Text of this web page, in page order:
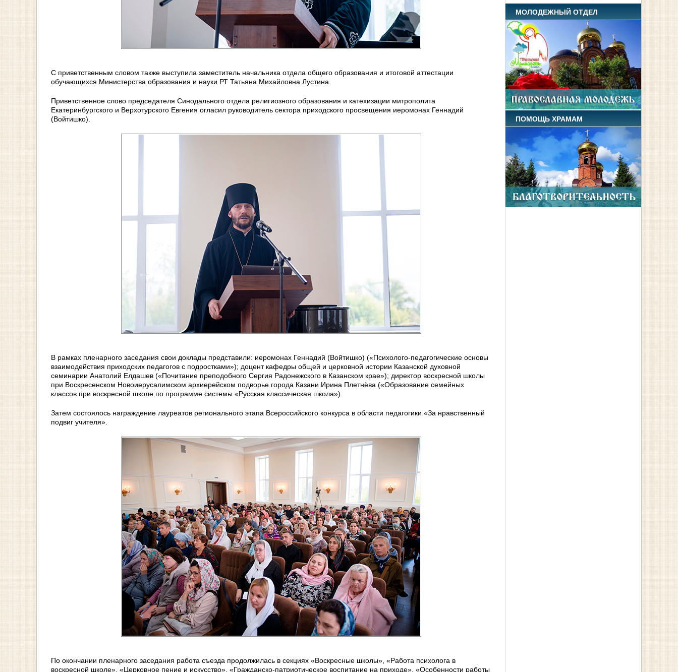
С приветственным словом также выступила заместитель начальника отдела общего образования и итоговой аттестации
обучающихся Министерства образования и науки РТ Татьяна Михайловна Лустина.
Приветственное слово председателя Синодального отдела религиозного образования и катехизации митрополита
Екатеринбургского и Верхотурского Евгения огласил руководитель сектора приходского просвещения иеромонах Геннадий
(Войтишко).
В рамках пленарного заседания свои доклады представили: иеромонах Геннадий (Войтишко) («Психолого-педагогические основы
взаимодействия приходских педагогов с подростками»); доцент кафедры общей и церковной истории Казанской духовной
семинарии Анатолий Елдашев («Почитание преподобного Сергия Радонежского в Казанском крае»); директор воскресной школы
при Воскресенском Новоиерусалимском архиерейском подворье города Казани Ирина Плетнёва («Образование семейных
классов при воскресной школе по программе системы «Русская классическая школа»).
Затем состоялось награждение лауреатов регионального этапа Всероссийского конкурса в области педагогики «За нравственный
подвиг учителя».
По окончании пленарного заседания работа съезда продолжилась в секциях «Воскресные школы», «Работа психолога в
воскресной школе», «Церковное пение и искусство», «Гражданско-патриотическое воспитание на приходе», «Особенности работы
МОЛОДЕЖНЫЙ ОТДЕЛ
ПОМОЩЬ ХРАМАМ